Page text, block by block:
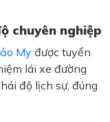
chuyên nghiệp
My được tuyển
lái xe đường
độ lịch sự, đúng